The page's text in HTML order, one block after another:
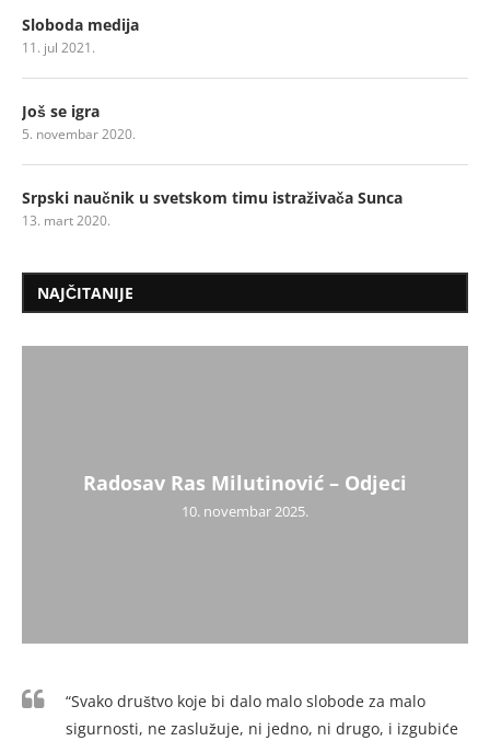
Sloboda medija
11. jul 2021.
Još se igra
5. novembar 2020.
Srpski naučnik u svetskom timu istraživača Sunca
13. mart 2020.
NAJČITANIJE
Radosav Ras Milutinović – Odjeci
10. novembar 2025.
“Svako društvo koje bi dalo malo slobode za malo
sigurnosti, ne zaslužuje, ni jedno, ni drugo, i izgubiće